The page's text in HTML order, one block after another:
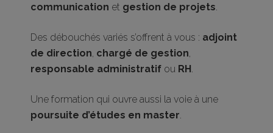
communication et gestion de projets
Des débouchés variés s’offrent à vous : adjoint
de direction chargé de gestion
responsable administratif ou RH
Une formation qui ouvre aussi la voie à une
poursuite d’études en master